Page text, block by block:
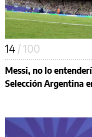
14 / 100
Messi, no lo
Selección Argentina